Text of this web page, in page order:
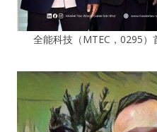
全能科技（MTEC，0295）